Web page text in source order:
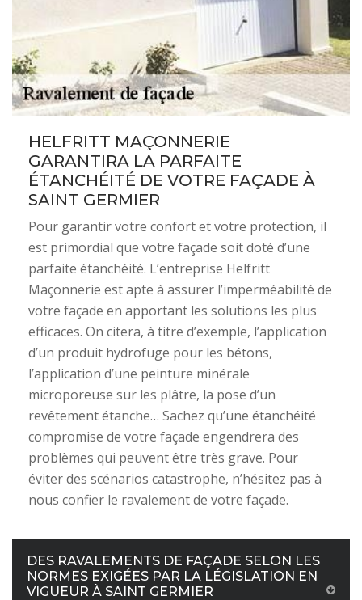
HELFRITT MAÇONNERIE
GARANTIRA LA PARFAITE
ÉTANCHÉITÉ DE VOTRE FAÇADE À
SAINT GERMIER
Pour garantir votre confort et votre protection, il
est primordial que votre façade soit doté d’une
parfaite étanchéité. L’entreprise Helfritt
Maçonnerie est apte à assurer l’imperméabilité de
votre façade en apportant les solutions les plus
efficaces. On citera, à titre d’exemple, l’application
d’un produit hydrofuge pour les bétons,
l’application d’une peinture minérale
microporeuse sur les plâtre, la pose d’un
revêtement étanche… Sachez qu’une étanchéité
compromise de votre façade engendrera des
problèmes qui peuvent être très grave. Pour
éviter des scénarios catastrophe, n’hésitez pas à
nous confier le ravalement de votre façade.
DES RAVALEMENTS DE FAÇADE SELON LES
NORMES EXIGÉES PAR LA LÉGISLATION EN
VIGUEUR À SAINT GERMIER